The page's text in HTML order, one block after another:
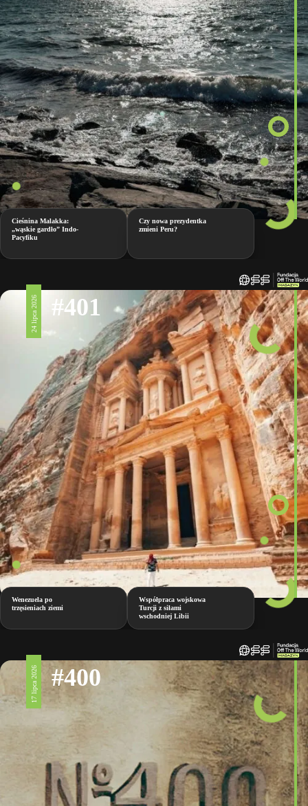
Cieśnina Malakka:
„wąskie gardło” Indo-
Pacyfiku
Czy nowa prezydentka
zmieni Peru?
24 lipca 2026 #401
Wenezuela po
trzęsieniach ziemi
Współpraca wojskowa
Turcji z siłami
wschodniej Libii
17 lipca 2026 #400